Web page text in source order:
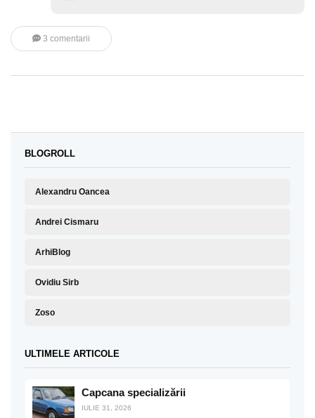
3 comentarii
BLOGROLL
Alexandru Oancea
Andrei Cismaru
ArhiBlog
Ovidiu Sirb
Zoso
ULTIMELE ARTICOLE
Capcana specializării
IULIE 31, 2026